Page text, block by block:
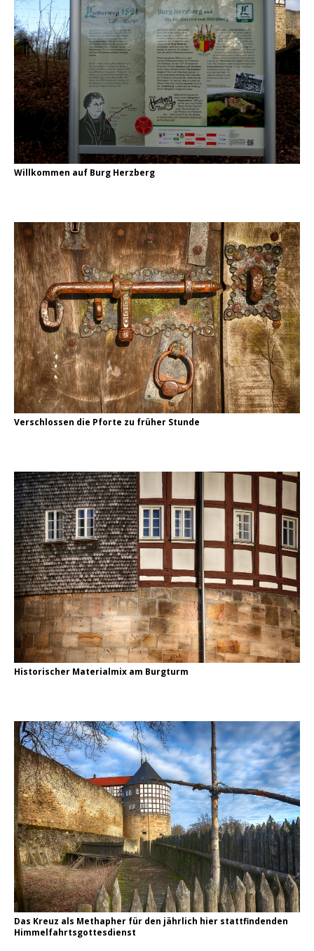
Willkommen auf Burg Herzberg
Verschlossen die Pforte zu früher Stunde
Historischer Materialmix am Burgturm
Das Kreuz als Methapher für den jährlich hier stattfindenden
Himmelfahrtsgottesdienst